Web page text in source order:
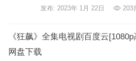
发布: 2023年 1月 22日 203
《狂飙》全集电视剧百度云
网盘下载